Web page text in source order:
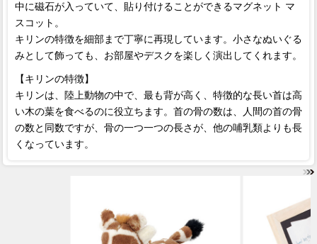
中に磁石が入っていて、貼り付けることができるマグネット マ
スコット。
キリンの特徴を細部まで丁寧に再現しています。小さなぬいぐる
みとして飾っても、お部屋やデスクを楽しく演出してくれます。
【キリンの特徴】
キリンは、陸上動物の中で、最も背が高く、特徴的な長い首は高
い木の葉を食べるのに役立ちます。首の骨の数は、人間の首の骨
の数と同数ですが、骨の一つ一つの長さが、他の哺乳類よりも長
くなっています。